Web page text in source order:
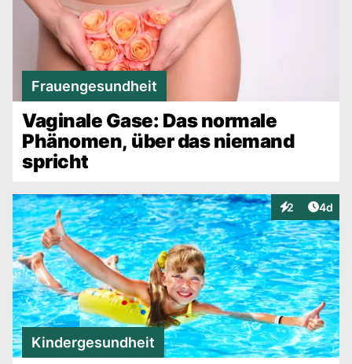
Frauengesundheit
Vaginale Gase: Das normale
Phänomen, über das niemand
spricht
2
Interaktionen
4d
Kindergesundheit